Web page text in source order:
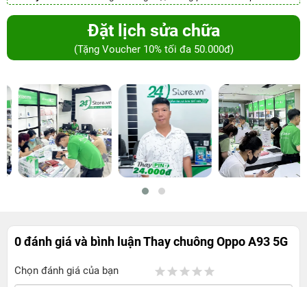
Đặt lịch sửa chữa
(Tặng Voucher 10% tối đa 50.000đ)
0 đánh giá và bình luậnThay chuông Oppo A93 5G
Chọn đánh giá của bạn